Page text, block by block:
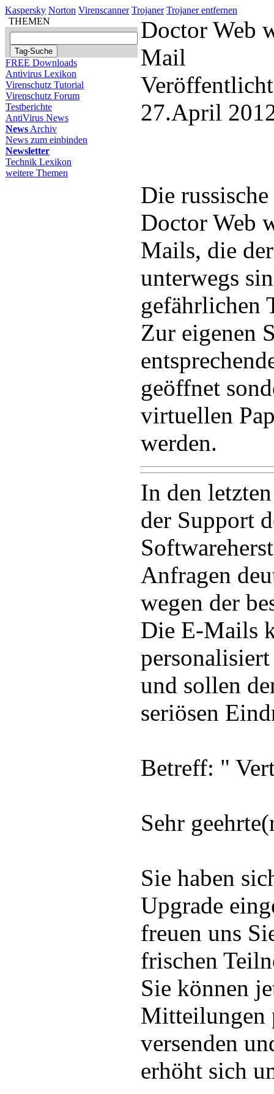
Kaspersky Norton Virenscanner Trojaner Trojaner entfernen
THEMEN
FREE Downloads
Antivirus Lexikon
Virenschutz Tutorial
Virenschutz Forum
Testberichte
AntiVirus News
News Archiv
News zum einbinden
Newsletter
Technik Lexikon
weitere Themen
Doctor Web
Mail
27.April
Die
Doctor Web
Mails, die
unterwegs
gefährlichen
Zur eigenen
geöffnet
virtuellen
werden.
In den
der Support
Anfragen
wegen der
Die E-Mails
und sollen
seriösen
Betreff: "
Sehr
Sie haben
Upgrade
freuen uns
frischen
Sie können
Mitteilungen
versenden
erhöht sich